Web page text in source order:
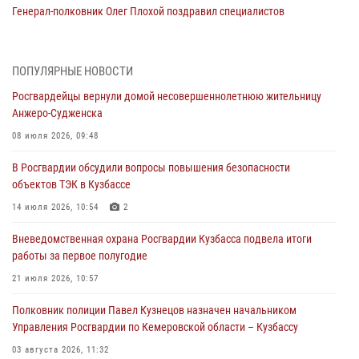
Генерал-полковник Олег Плохой поздравил специалистов
07 августа 2026, 05:32
С 1 сентября 2026 года вступает в силу новый федеральный закон о
частной охранной деятельности
06 августа 2026, 10:19
Росгвардейцы задержали предполагаемого виновника причинения
ножевого ранения кемеровчанину
06 августа 2026, 09:18
Росгвардейцы задержали мужчину, повредившего имущество
горожанки
06 августа 2026, 08:17
Росгвардейцы пресекли противоправные действия и защитили
новокузнечанку от агрессивного знакомого
06 августа 2026, 07:16
ПОПУЛЯРНЫЕ НОВОСТИ
Росгвардейцы вернули домой несовершеннолетнюю жительницу
Анжеро-Судженска
08 июля 2026, 09:48
В Росгвардии обсудили вопросы повышения безопасности
объектов ТЭК в Кузбассе
14 июля 2026, 10:54 2
Вневедомственная охрана Росгвардии Кузбасса подвела итоги
работы за первое полугодие
21 июля 2026, 10:57
Полковник полиции Павел Кузнецов назначен начальником
Управления Росгвардии по Кемеровской области – Кузбассу
03 августа 2026, 11:32